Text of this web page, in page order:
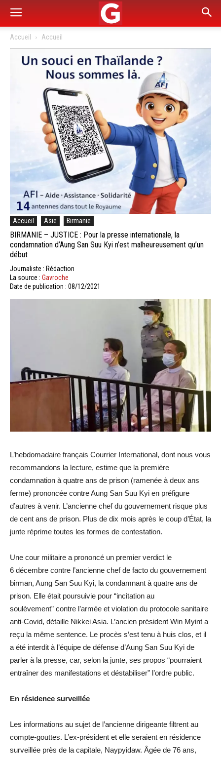
Accueil Accueil
Accueil Asie Birmanie
BIRMANIE – JUSTICE : Pour la presse internationale, la
condamnation d’Aung San Suu Kyi n’est malheureusement qu’un
début
Journaliste : Rédaction
La source : Gavroche
Date de publication : 08/12/2021
L’hebdomadaire français Courrier International, dont nous vous
recommandons la lecture, estime que la première
condamnation à quatre ans de prison (ramenée à deux ans
ferme) prononcée contre Aung San Suu Kyi en préfigure
d’autres à venir. L’ancienne chef du gouvernement risque plus
de cent ans de prison. Plus de dix mois après le coup d’État, la
junte réprime toutes les formes de contestation.
Une cour militaire a prononcé un premier verdict le
6 décembre contre l’ancienne chef de facto du gouvernement
birman, Aung San Suu Kyi, la condamnant à quatre ans de
prison. Elle était poursuivie pour “incitation au
soulèvement” contre l’armée et violation du protocole sanitaire
anti-Covid, détaille Nikkei Asia. L’ancien président Win Myint a
reçu la même sentence. Le procès s’est tenu à huis clos, et il
a été interdit à l’équipe de défense d’Aung San Suu Kyi de
parler à la presse, car, selon la junte, ses propos “pourraient
entraîner des manifestations et déstabiliser” l’ordre public.
En résidence surveillée
Les informations au sujet de l’ancienne dirigeante filtrent au
compte-gouttes. L’ex-président et elle seraient en résidence
surveillée près de la capitale, Naypyidaw. Âgée de 76 ans,